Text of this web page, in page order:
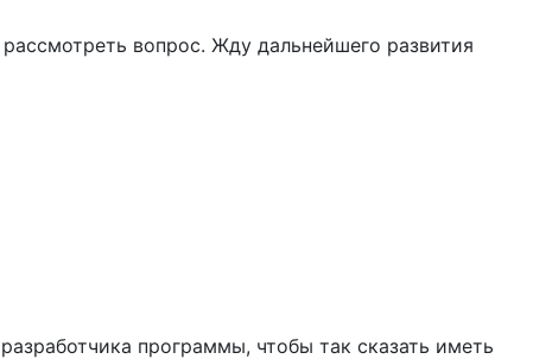
вопрос. Жду дальнейшего развития
программы, чтобы так сказать иметь